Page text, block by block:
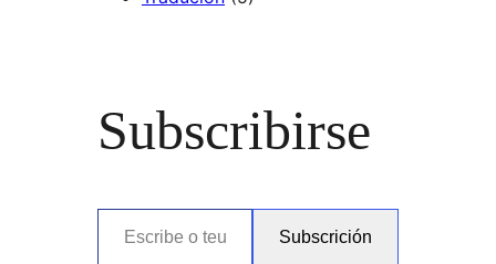
Subscribirse
Escribe o teu correo electrónico…
Subscrición